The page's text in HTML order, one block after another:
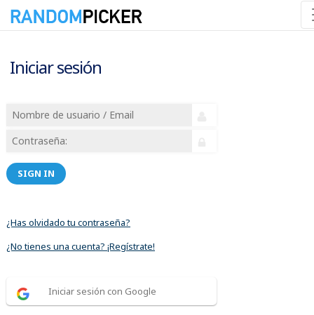
Iniciar sesión
SIGN IN
¿Has olvidado tu contraseña?
¿No tienes una cuenta? ¡Regístrate!
Iniciar sesión con Google